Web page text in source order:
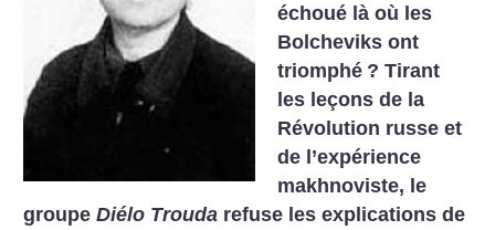
échoué là où les
Bolcheviks ont
triomphé ? Tirant
les leçons de la
Révolution russe et
de l’expérience
makhnoviste, le
groupeDiélo Trouda refuse les explications de